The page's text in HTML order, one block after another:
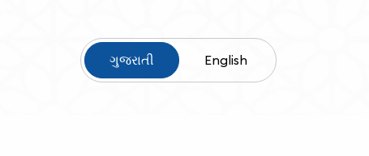
ગુજરાતી English